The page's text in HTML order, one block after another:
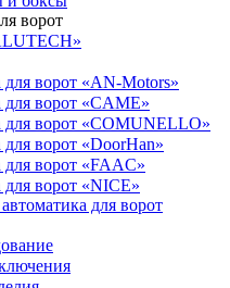
ворот
ворот «AN-Motors»
ворот «CAME»
ворот «COMUNELLO»
ворот «DoorHan»
ворот «FAAC»
ворот «NICE»
для ворот